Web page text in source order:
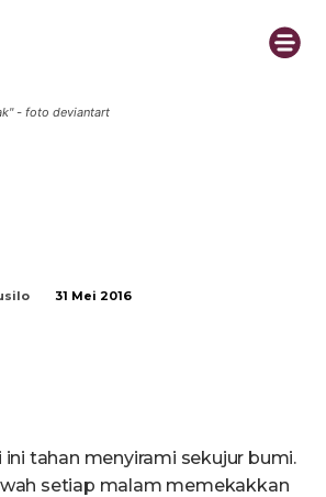
- foto deviantart
31 Mei 2016
ini tahan menyirami sekujur bumi.
setiap malam memekakkan